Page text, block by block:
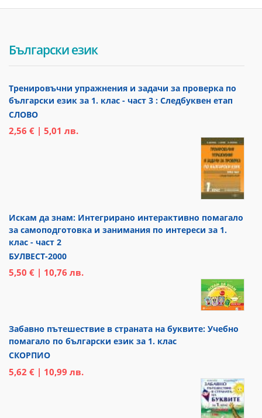
Български език
Тренировъчни упражнения и задачи за проверка по
български език за 1. клас - част 3 : Следбуквен етап
СЛОВО
2,56 € | 5,01 лв.
Искам да знам: Интегрирано интерактивно помагало
за самоподготовка и занимания по интереси за 1.
клас - част 2
БУЛВЕСТ-2000
5,50 € | 10,76 лв.
Забавно пътешествие в страната на буквите: Учебно
помагало по български език за 1. клас
СКОРПИО
5,62 € | 10,99 лв.